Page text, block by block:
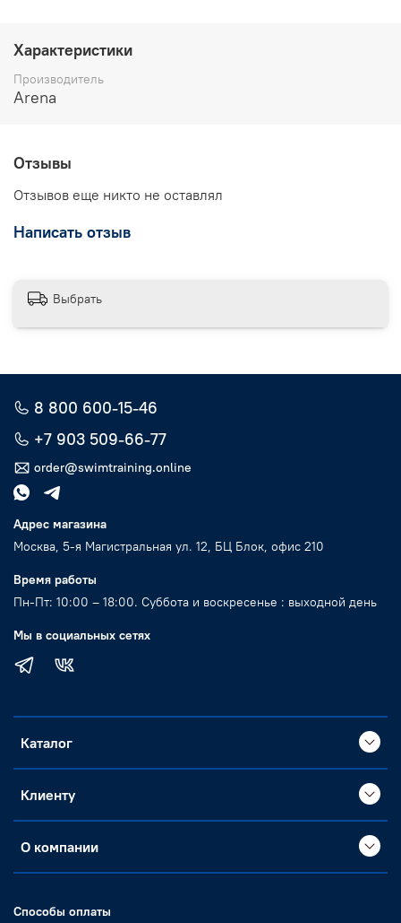
Характеристики
Производитель
Arena
Отзывы
Отзывов еще никто не оставлял
Написать отзыв
Выбрать
8 800 600-15-46
+7 903 509-66-77
order@swimtraining.online
Адрес магазина
Москва, 5-я Магистральная ул. 12, БЦ Блок, офис 210
Время работы
Пн-Пт: 10:00 – 18:00. Суббота и воскресенье : выходной день
Мы в социальных сетях
Каталог
Клиенту
О компании
Способы оплаты